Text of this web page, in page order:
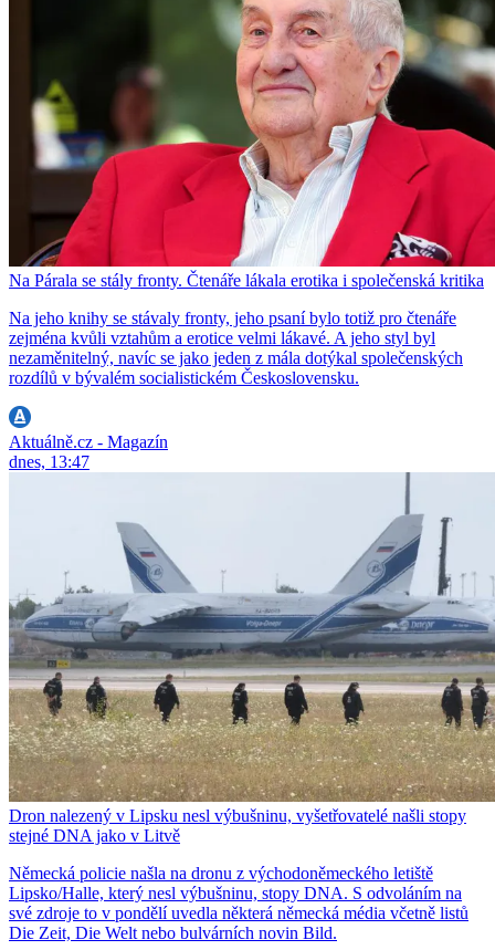
Na Párala se stály fronty. Čtenáře lákala erotika i společenská kritika
Na jeho knihy se stávaly fronty, jeho psaní bylo totiž pro čtenáře
zejména kvůli vztahům a erotice velmi lákavé. A jeho styl byl
nezaměnitelný, navíc se jako jeden z mála dotýkal společenských
rozdílů v bývalém socialistickém Československu.
Aktuálně.cz - Magazín
dnes, 13:47
Dron nalezený v Lipsku nesl výbušninu, vyšetřovatelé našli stopy
stejné DNA jako v Litvě
Německá policie našla na dronu z východoněmeckého letiště
Lipsko/Halle, který nesl výbušninu, stopy DNA. S odvoláním na
své zdroje to v pondělí uvedla některá německá média včetně listů
Die Zeit, Die Welt nebo bulvárních novin Bild.